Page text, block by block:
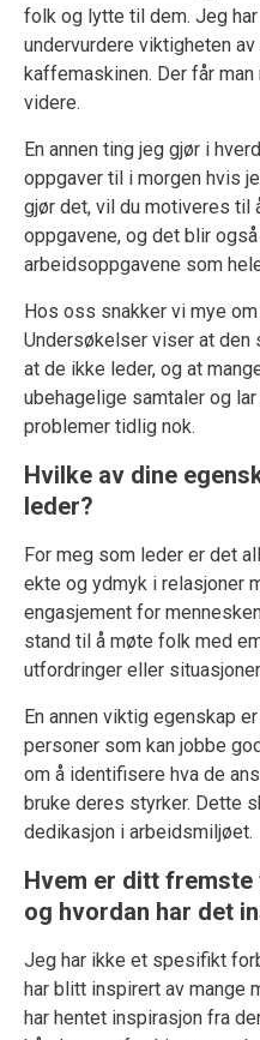
folk og lytte til dem. Jeg
undervurdere viktigheten
kaffemaskinen. Der får
videre.
En annen ting jeg gjør i
oppgaver til i morgen hvis
gjør det, vil du motiveres til
oppgavene, og det blir
arbeidsoppgavene som
Hos oss snakker vi mye
Undersøkelser viser at den
at de ikke leder, og at
ubehagelige samtaler og
problemer tidlig nok.
Hvilke av dine
leder?
For meg som leder er det
ekte og ydmyk i relasjoner
engasjement for
stand til å møte folk med
utfordringer eller
En annen viktig egenskap
personer som kan jobbe
om å identifisere hva de
bruke deres styrker. Dette
dedikasjon i arbeidsmiljøet.
Hvem er ditt
og hvordan har det
Jeg har ikke et spesifikt
har blitt inspirert av mange
har hentet inspirasjon fra